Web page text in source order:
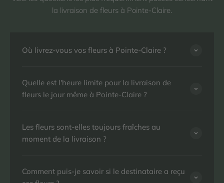
la livraison de fleurs à Pointe-Claire.
Où livrez-vous vos fleurs à Pointe-Claire ?
Quelle est l'heure limite pour la livraison de
fleurs le jour même à Pointe-Claire ?
Les fleurs sont-elles toujours fraîches au
moment de la livraison ?
Comment puis-je savoir si le destinataire a reçu